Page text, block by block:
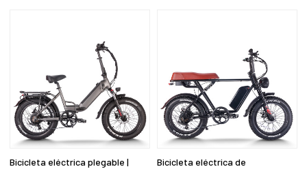
Bicicleta eléctrica plegable |
Bicicleta eléctrica de